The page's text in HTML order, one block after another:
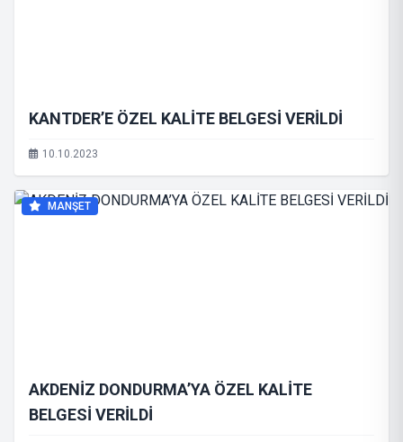
KANTDER’E ÖZEL KALİTE BELGESİ VERİLDİ
10.10.2023
MANŞET
AKDENİZ DONDURMA’YA ÖZEL KALİTE
BELGESİ VERİLDİ